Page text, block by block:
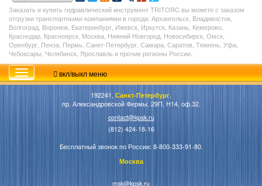
Заказать и купить гидравлический инструмент TRITORC вы можете с заказом
отгрузки транспортными компаниями в города: Архангельск, Владивосток,
Волгоград, Воронеж, Екатеринбург, Ижевск, Иркутск, Казань, Кемерово,
Краснодар, Красноярск, Москва, Нижний Новгород, Новосибирск, Омск,
Оренбург, Пенза, Пермь, Санкт-Петербург, Самара, Саратов, Тюмень, Уфа,
Чебоксары, Челябинск, Ярославль и прочие регионы России.
вкл/выкл меню
192241, Санкт-Петербург,
пр. Александровской Фермы, 29П, Н14, оф.32.
contact@kpsk.ru
(812) 424-18-16
Бесплатный звонок по России: 8-800-333-91-80.
Москва
msk@kpsk.ru